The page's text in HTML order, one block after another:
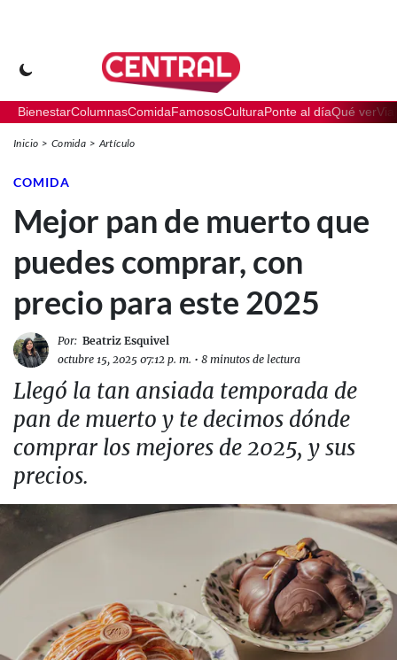
BienestarColumnasComidaFamososCulturaPonte al díaQué ver
Inicio Comida Artículo
COMIDA
Mejor pan de muerto que
puedes comprar, con
precio para este 2025
Por: Beatriz Esquivel
octubre 15, 2025 07:12 p. m. • 8 minutos de lectura
Llegó la tan ansiada temporada de
pan de muerto y te decimos dónde
comprar los mejores de 2025, y sus
precios.